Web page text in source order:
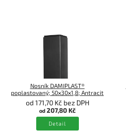
Nosník DAMIPLAST®
poplastovaný; 50x30x1,8; Antracit
od 171,70 Kč bez DPH
od207,80 Kč
Detail